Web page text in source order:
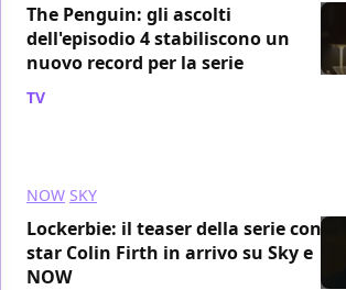
The Penguin: gli ascolti
dell'episodio 4 stabiliscono un
nuovo record per la serie
TV
NOW SKY
Lockerbie: il teaser della serie con
star Colin Firth in arrivo su Sky e
NOW